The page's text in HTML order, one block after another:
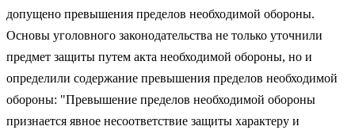
допущено превышения пределов необходимой обороны.
Основы уголовного законодательства не только уточнили
предмет защиты путем акта необходимой обороны, но и
определили содержание превышения пределов необходимой
обороны: "Превышение пределов необходимой обороны
признается явное несоответствие защиты характеру и